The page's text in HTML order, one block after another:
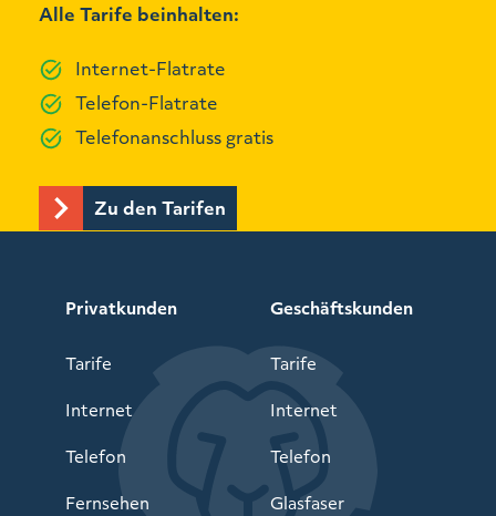
Alle Tarife beinhalten:
Internet-Flatrate
Telefon-Flatrate
Telefonanschluss gratis
Zu den Tarifen
Privatkunden
Tarife
Internet
Telefon
Fernsehen
Geschäftskunden
Tarife
Internet
Telefon
Glasfaser